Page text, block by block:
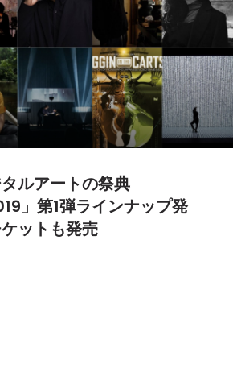
ルアートの祭典
」第1弾ラインナップ発
ットも発売